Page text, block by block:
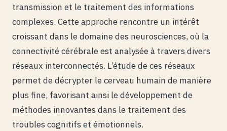
transmission et le traitement des informations
complexes. Cette approche rencontre un intérêt
croissant dans le domaine des neurosciences, où la
connectivité cérébrale est analysée à travers divers
réseaux interconnectés. L’étude de ces réseaux
permet de décrypter le cerveau humain de manière
plus fine, favorisant ainsi le développement de
méthodes innovantes dans le traitement des
troubles cognitifs et émotionnels.